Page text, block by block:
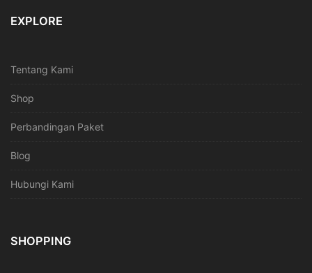
EXPLORE
Tentang Kami
Shop
Perbandingan Paket
Blog
Hubungi Kami
SHOPPING